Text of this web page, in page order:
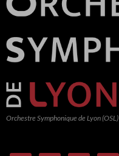
Orchestre Symphonique de Lyon (OSL)